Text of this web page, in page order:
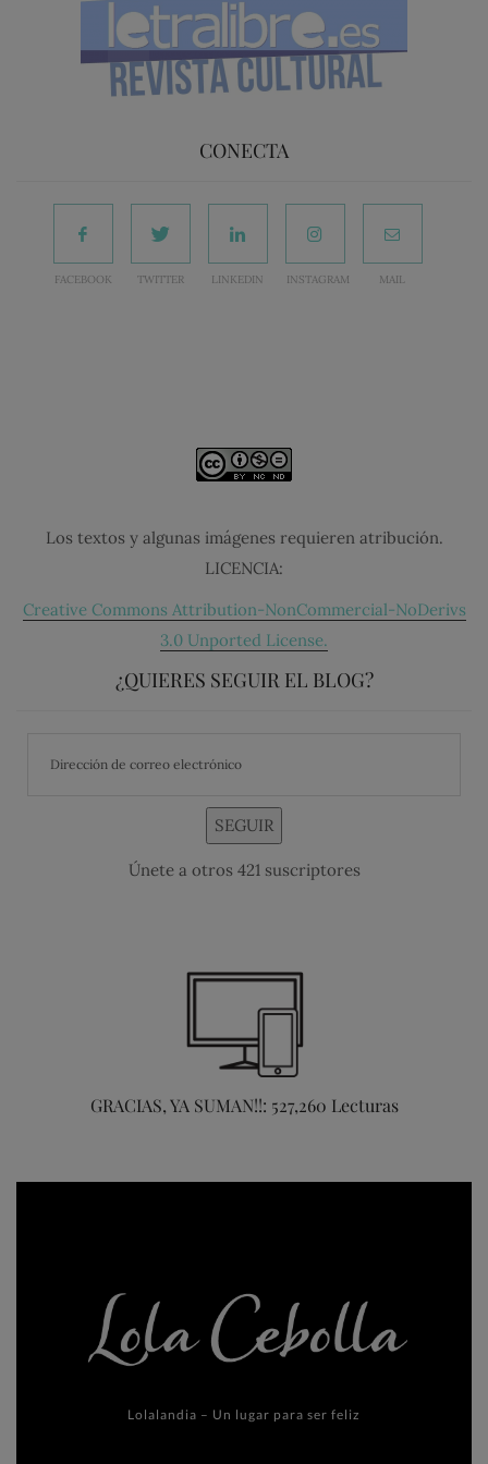
CONECTA
FACEBOOK TWITTER LINKEDIN INSTAGRAM MAIL
Los textos y algunas imágenes requieren atribución.
LICENCIA:
Creative Commons Attribution-NonCommercial-NoDerivs
3.0 Unported License.
¿QUIERES SEGUIR EL BLOG?
SEGUIR
Únete a otros 421 suscriptores
GRACIAS, YA SUMAN!!: 527,260 Lecturas
Lolalandia – Un lugar para ser feliz